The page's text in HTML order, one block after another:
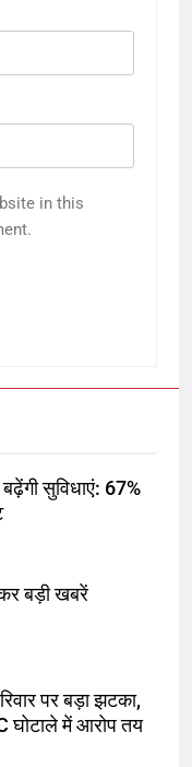
in this
सुविधाएं: 67%
बड़ी खबरें
पर बड़ा झटका,
घोटाले में आरोप तय
में आने वाले भक्तों
द्वार
लेकर बड़ी खबरें